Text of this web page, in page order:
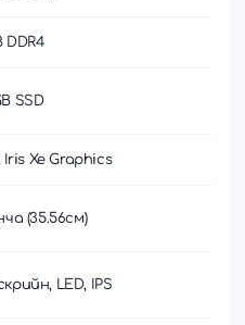
DDR4
SSD
Iris Xe Graphics
(35.56см)
LED, IPS